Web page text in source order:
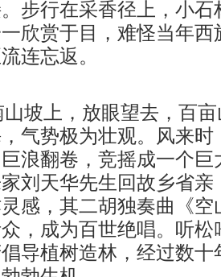
步行在采香径上，小
欣赏于目，难怪当年
连忘返。
坡上，放眼望去，百
气势极为壮观。风来
浪翻卷，竞摇成一个
刘天华先生回故乡省
感，其二胡独奏曲《
，成为百世绝唱。听
导植树造林，经过数